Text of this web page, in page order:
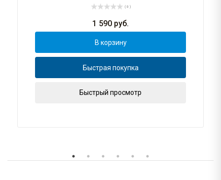
( 0 )
1 590 руб.
В корзину
Быстрая покупка
Быстрый просмотр